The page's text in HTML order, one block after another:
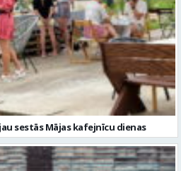
sestās Mājas kafejnīcu dienas